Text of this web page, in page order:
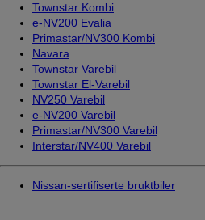
Townstar Kombi
e-NV200 Evalia
Primastar/NV300 Kombi
Navara
Townstar Varebil
Townstar El-Varebil
NV250 Varebil
e-NV200 Varebil
Primastar/NV300 Varebil
Interstar/NV400 Varebil
Nissan-sertifiserte bruktbiler